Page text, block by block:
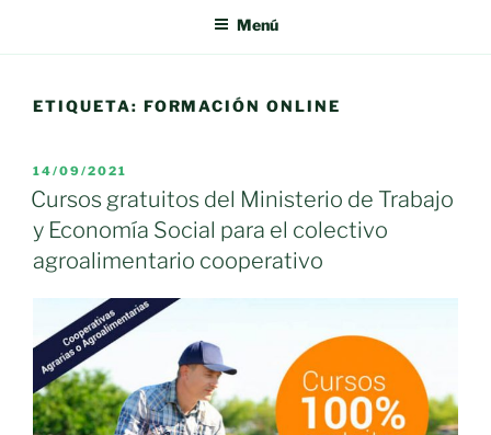
Menú
ETIQUETA: FORMACIÓN ONLINE
PUBLICADO
EL
14/09/2021
Cursos gratuitos del Ministerio de Trabajo
y Economía Social para el colectivo
agroalimentario cooperativo